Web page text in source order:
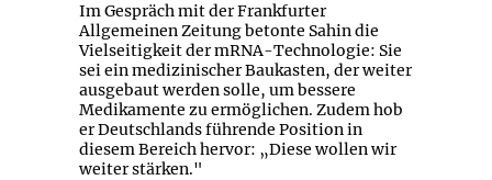
Im Gespräch mit der Frankfurter
Allgemeinen Zeitung betonte Sahin die
Vielseitigkeit der mRNA-Technologie: Sie
sei ein medizinischer Baukasten, der weiter
ausgebaut werden solle, um bessere
Medikamente zu ermöglichen. Zudem hob
er Deutschlands führende Position in
diesem Bereich hervor: „Diese wollen wir
weiter stärken."